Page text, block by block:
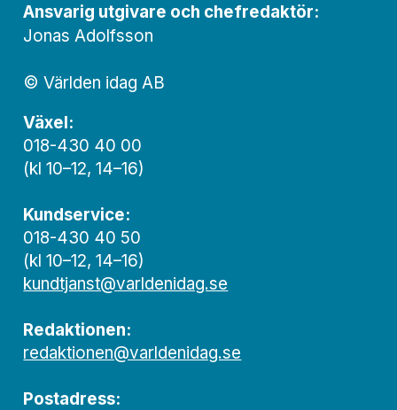
Ansvarig utgivare och chef­redaktör:
Jonas Adolfsson
© Världen idag AB
Växel:
018-430 40 00
(kl 10–12, 14–16)
Kundservice:
018-430 40 50
(kl 10–12, 14–16)
kundtjanst@varldenidag.se
Redaktionen:
redaktionen@varldenidag.se
Postadress: